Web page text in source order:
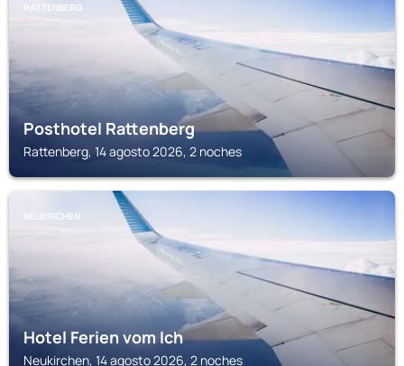
RATTENBERG
Posthotel Rattenberg
Rattenberg, 14 agosto 2026, 2 noches
NEUKIRCHEN
Hotel Ferien vom Ich
Neukirchen, 14 agosto 2026, 2 noches